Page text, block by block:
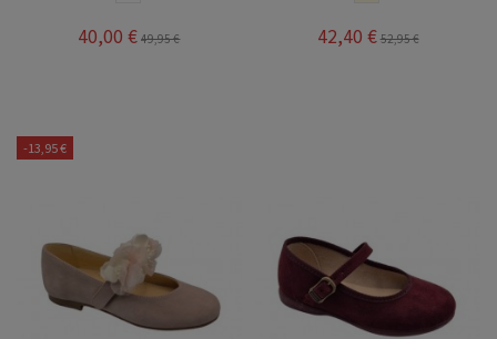
40,00 € 49,95 € 42,40 € 52,95 €
-13,95 €